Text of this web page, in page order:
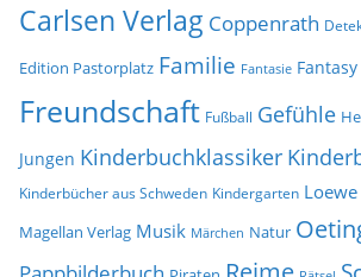
Carlsen Verlag Coppenrath
Edition Pastorplatz Familie Fantasie Fantasy
Freundschaft Fußball Gefühle
Jungen Kinderbuchklassiker
Kinderbücher aus Schweden Kindergarten
Magellan Verlag Musik Märchen Natur